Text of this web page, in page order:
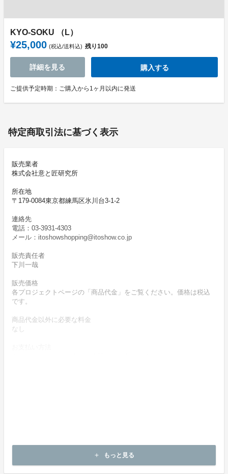
KYO-SOKU （L）
¥25,000 (税込/送料込) 残り100
詳細を見る 購入する
ご提供予定時期：ご購入から1ヶ月以内に発送
特定商取引法に基づく表示
販売業者
株式会社意と匠研究所
所在地
〒179-0084東京都練馬区氷川台3-1-2
連絡先
電話：03-3931-4303
メール：itoshowshopping@itoshow.co.jp
販売責任者
下川一哉
販売価格
各プロジェクトページの「商品代金」をご覧ください。価格は税込
です。
商品代金以外に必要な料金
なし
キャンセルはできません。
決済完了後の返金は一切できません。
add もっと見る